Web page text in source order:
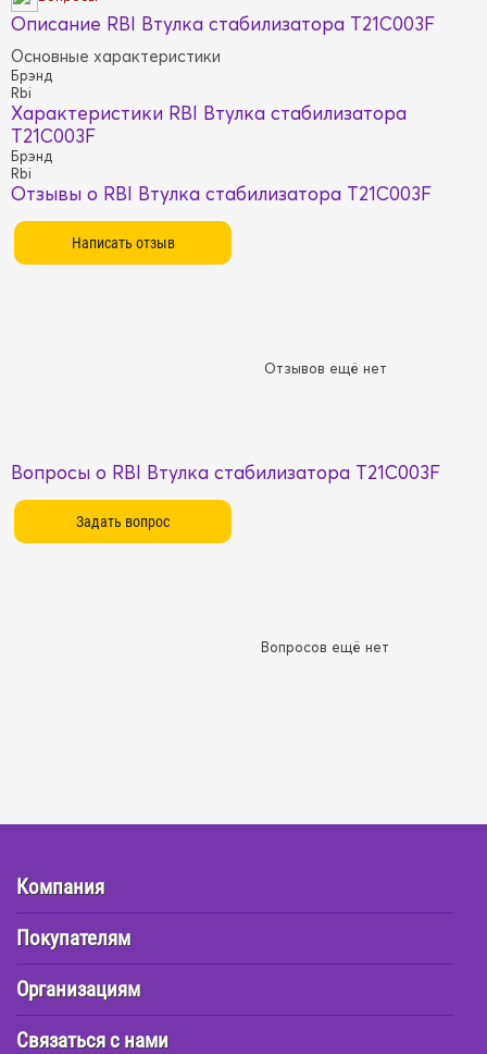
Описание RBI Втулка стабилизатора T21C003F
Основные характеристики
Брэнд
Rbi
Характеристики RBI Втулка стабилизатора
T21C003F
Брэнд
Rbi
Отзывы о RBI Втулка стабилизатора T21C003F
Отзывов ещё нет
Вопросы о RBI Втулка стабилизатора T21C003F
Вопросов ещё нет
Компания
Покупателям
Организациям
Связаться с нами